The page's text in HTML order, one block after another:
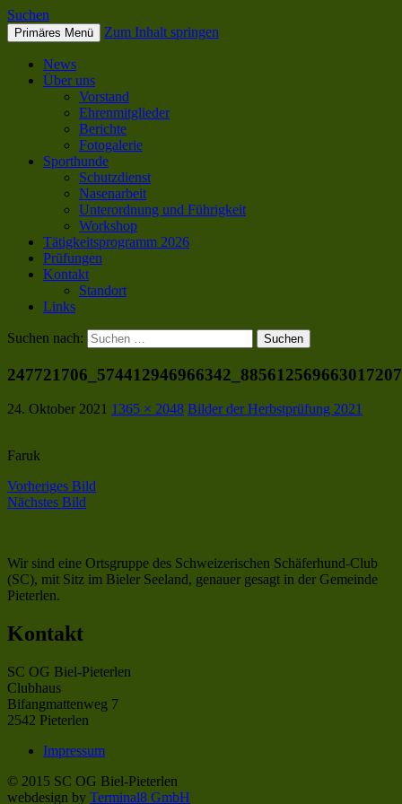
SC OG Biel-Pieterlen
Suchen
Primäres Menü Zum Inhalt springen
News
Über uns
Vorstand
Ehrenmitglieder
Berichte
Fotogalerie
Sporthunde
Schutzdienst
Nasenarbeit
Unterordnung und Führigkeit
Workshop
Tätigkeitsprogramm 2026
Prüfungen
Kontakt
Standort
Links
Suchen nach:
24. Oktober 2021 1365 × 2048 Bilder der Herbstprüfung 2021
Faruk
Vorheriges Bild
Nächstes Bild
Wir sind eine Ortsgruppe des Schweizerischen Schäferhund-Club
(SC), mit Sitz im Bieler Seeland, genauer gesagt in der Gemeinde
Pieterlen.
Kontakt
SC OG Biel-Pieterlen
Clubhaus
Bifangmattenweg 7
2542 Pieterlen
Impressum
© 2015 SC OG Biel-Pieterlen
webdesign by Terminal8 GmbH